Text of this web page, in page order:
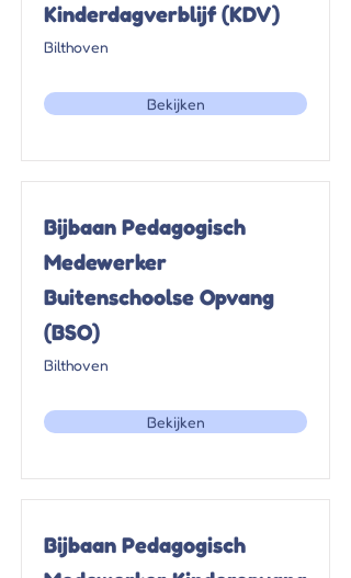
Kinderdagverblijf (KDV)
Bilthoven
Bekijken
Bijbaan Pedagogisch
Medewerker
Buitenschoolse Opvang
(BSO)
Bilthoven
Bekijken
Bijbaan Pedagogisch